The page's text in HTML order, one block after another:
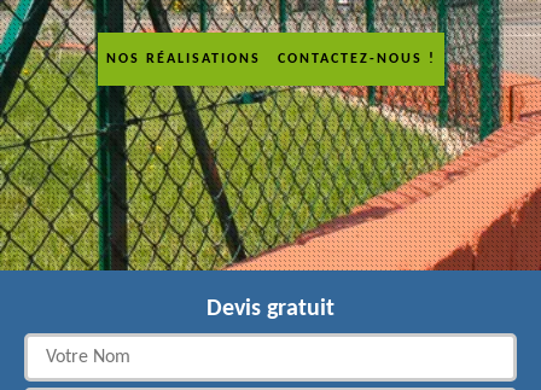
NOS RÉALISATIONS CONTACTEZ-NOUS !
Devis gratuit